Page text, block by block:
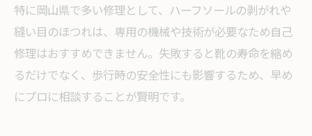
特に岡山県で多い修理として、ハーフソールの剥がれや
縫い目のほつれは、専用の機械や技術が必要なため自己
修理はおすすめできません。失敗すると靴の寿命を縮め
るだけでなく、歩行時の安全性にも影響するため、早め
にプロに相談することが賢明です。